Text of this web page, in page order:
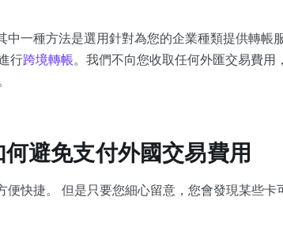
中一種方法是選用針對為您的企業種類提供轉帳
行跨境轉帳。我們不向您收取任何外匯交易費用
避免支付外國交易費用
便快捷。 但是只要您細心留意，您會發現某些卡